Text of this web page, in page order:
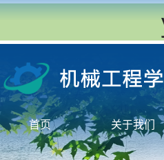
首页 关于我们